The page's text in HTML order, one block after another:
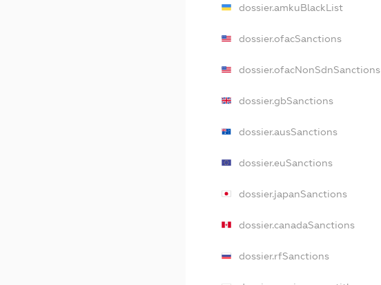
dossier.amkuBlackList
dossier.ofacSanctions
dossier.ofacNonSdnSanctions
dossier.gbSanctions
dossier.ausSanctions
dossier.euSanctions
dossier.japanSanctions
dossier.canadaSanctions
dossier.rfSanctions